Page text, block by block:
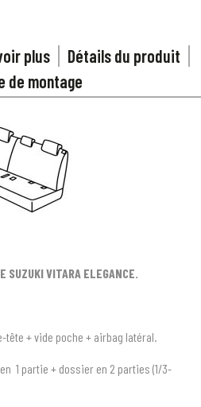
VÉHICULE
arrow_drop_down
plus
Détails du produit
de montage
SUZUKI VITARA ELEGANCE.
tête + vide poche + airbag latéral.
1 partie + dossier en 2 parties (1/3-